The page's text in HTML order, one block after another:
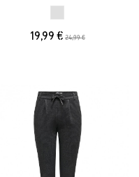
19,99 € 24,99 €